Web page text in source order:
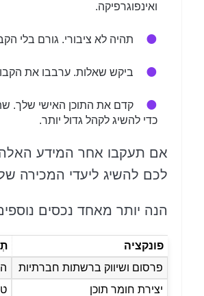
ואינפוגרפיקה.
תהיה לא ציבורי. גורם בלי
ביקש שאלות. ערבבו את
קדם את התוכן האישי שלך.
כדי להשיג לקהל גדול יותר.
אם תעקבו אחר המידע האלה,
לכם להשיג ליעדי המכירה
הנה יותר מאחד נכסים
פונקציה
פרסום ושיווק ברשתות חברתיות
יצירת חומר תוכן